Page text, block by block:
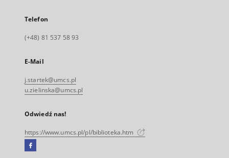
Telefon
(+48) 81 537 58 93
E-Mail
j.startek@umcs.pl
u.zielinska@umcs.pl
Odwiedź nas!
https://www.umcs.pl/pl/biblioteka.htm
Facebook